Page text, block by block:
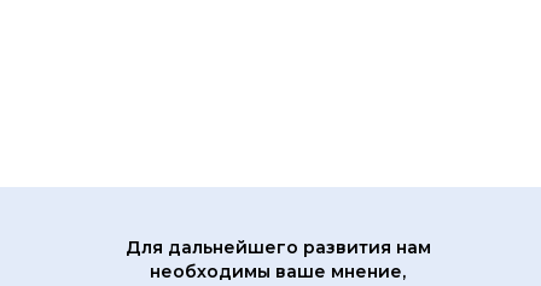
Для дальнейшего развития нам
необходимы ваше мнение,